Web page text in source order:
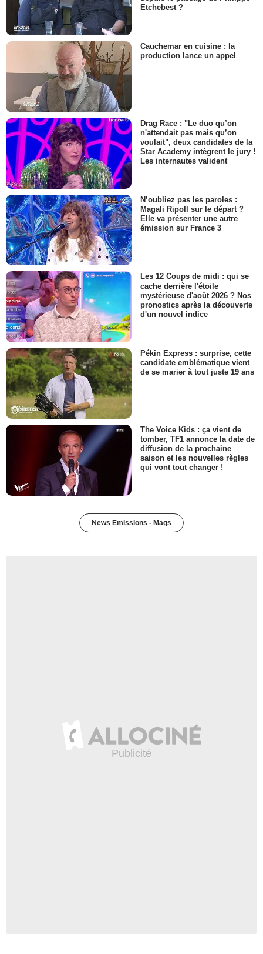
Etchebest ?
Cauchemar en cuisine : la
production lance un appel
Drag Race : "Le duo qu’on
n'attendait pas mais qu’on
voulait", deux candidates de la
Star Academy intègrent le jury !
Les internautes valident
N’oubliez pas les paroles :
Magali Ripoll sur le départ ?
Elle va présenter une autre
émission sur France 3
Les 12 Coups de midi : qui se
cache derrière l'étoile
mystérieuse d'août 2026 ? Nos
pronostics après la découverte
d'un nouvel indice
Pékin Express : surprise, cette
candidate emblématique vient
de se marier à tout juste 19 ans
The Voice Kids : ça vient de
tomber, TF1 annonce la date de
diffusion de la prochaine
saison et les nouvelles règles
qui vont tout changer !
News Emissions - Mags